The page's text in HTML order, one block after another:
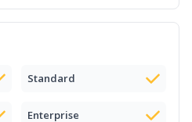
Standard
Enterprise